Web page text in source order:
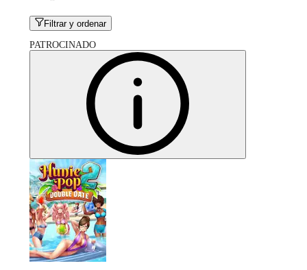
Filtrar y ordenar
PATROCINADO